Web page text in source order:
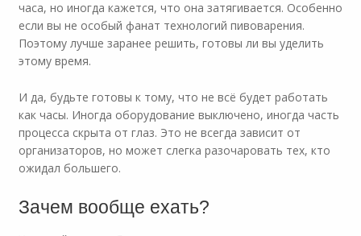
часа, но иногда кажется, что она затягивается. Особенно
если вы не особый фанат технологий пивоварения.
Поэтому лучше заранее решить, готовы ли вы уделить
этому время.
И да, будьте готовы к тому, что не всё будет работать
как часы. Иногда оборудование выключено, иногда часть
процесса скрыта от глаз. Это не всегда зависит от
организаторов, но может слегка разочаровать тех, кто
ожидал большего.
Зачем вообще ехать?